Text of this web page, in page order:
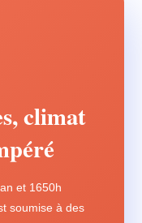
climat
et 1650h
soumise à des